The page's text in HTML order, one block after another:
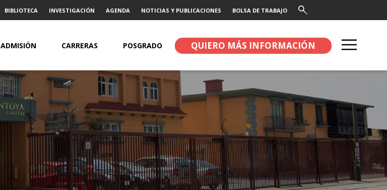
BIBLIOTECA INVESTIGACIÓN AGENDA NOTICIAS Y PUBLICACIONES BOLSA DE TRABAJO
ADMISIÓN CARRERAS POSGRADO QUIERO MÁS INFORMACIÓN